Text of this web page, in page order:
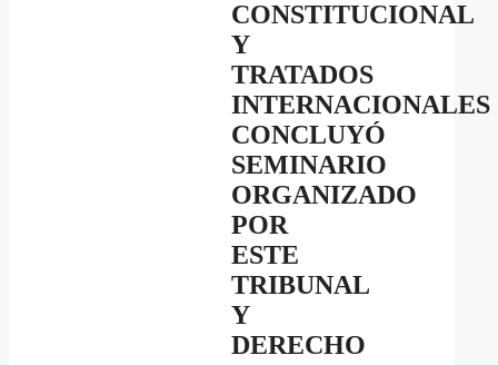
CONSTITUCIONAL
Y
TRATADOS
INTERNACIONALES
CONCLUYÓ
SEMINARIO
ORGANIZADO
POR
ESTE
TRIBUNAL
Y
DERECHO